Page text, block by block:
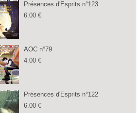
Présences d'Esprits n°123
6.00 €
AOC n°79
4.00 €
Présences d'Esprits n°122
6.00 €